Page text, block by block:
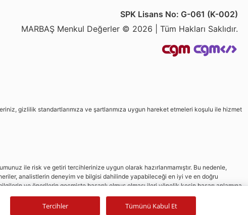
SPK Lisans No: G-061 (K-002)
MARBAŞ Menkul Değerler © 2026 | Tüm Hakları Saklıdır.
gizlilik standartlarımıza ve şartlarımıza uygun hareket etmeleri koşulu ile hizmet
ile risk ve getiri tercihlerinize uygun olarak hazırlanmamıştır. Bu nedenle,
analistlerin deneyim ve bilgisi dahilinde yapabileceği en iyi ve en doğru
ve önerilerin geçmişte başarılı olmuş olması ileri yönelik kesin başarı anlamına
Tercihler Tümünü Kabul Et